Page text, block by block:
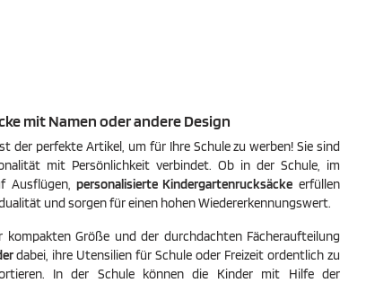
mit Namen oder andere Design
der perfekte Artikel, um für Ihre Schule zu werben! Sie sind
mit Persönlichkeit verbindet. Ob in der Schule, im
Ausflügen, personalisierte Kindergartenrucksäcke erfüllen
und sorgen für einen hohen Wiedererkennungswert.
kompakten Größe und der durchdachten Fächeraufteilung
dabei, ihre Utensilien für Schule oder Freizeit ordentlich zu
In der Schule können die Kinder mit Hilfe der